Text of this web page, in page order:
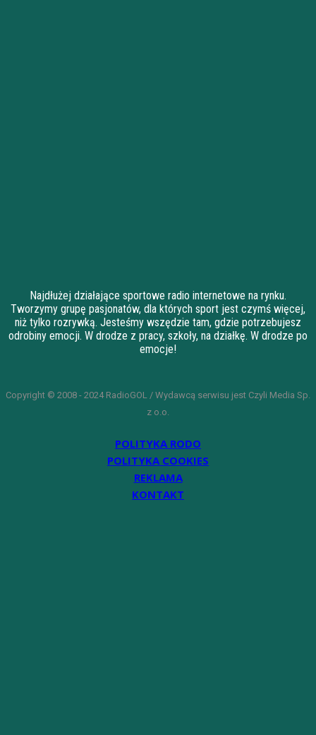
Najdłużej działające sportowe radio internetowe na rynku.
Tworzymy grupę pasjonatów, dla których sport jest czymś więcej,
niż tylko rozrywką. Jesteśmy wszędzie tam, gdzie potrzebujesz
odrobiny emocji. W drodze z pracy, szkoły, na działkę. W drodze po
emocje!
Copyright © 2008 - 2024 RadioGOL / Wydawcą serwisu jest Czyli Media Sp.
z o.o.
POLITYKA RODO
POLITYKA COOKIES
REKLAMA
KONTAKT